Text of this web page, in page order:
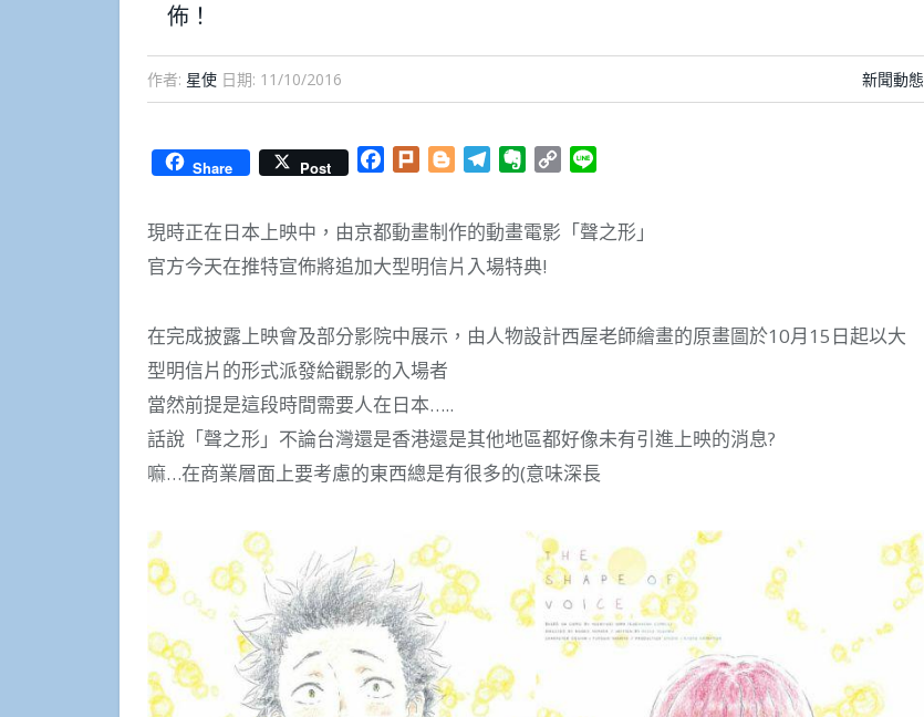
佈！
作者: 星使 日期: 11/10/2016 新聞動態
Share Post Facebook
Plurk BloggerTelegramEvernote
Copy
現時正在日本上映中，由京都動畫制作的動畫電影「聲之形」
官方今天在推特宣佈將追加大型明信片入場特典!
在完成披露上映會及部分影院中展示，由人物設計西屋老師繪畫的原畫圖於10月15日起以大
型明信片的形式派發給觀影的入場者
當然前提是這段時間需要人在日本…..
話說「聲之形」不論台灣還是香港還是其他地區都好像未有引進上映的消息?
嘛…在商業層面上要考慮的東西總是有很多的(意味深長